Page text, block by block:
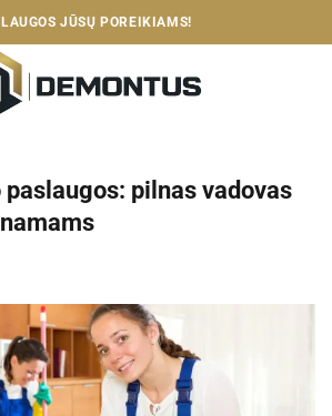
JŪSŲ POREIKIAMS!
pilnas vadovas